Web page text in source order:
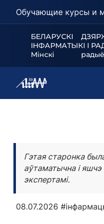
БЕЛАРУСКІ
ІНФАРМАТЫКІ І
Мінскі
Гэтая старонка
аўтаматычна і
экспертамі.
08.07.2026